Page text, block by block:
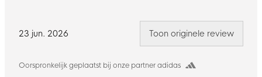
23 jun. 2026
Oorspronkelijk geplaatst bij onze partner adidas
Toon originele review